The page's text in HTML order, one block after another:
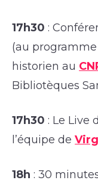
17h30 :
(au
historien au
Bibliotèques
17h30 : Le Live
l’équipe de
18h : 30